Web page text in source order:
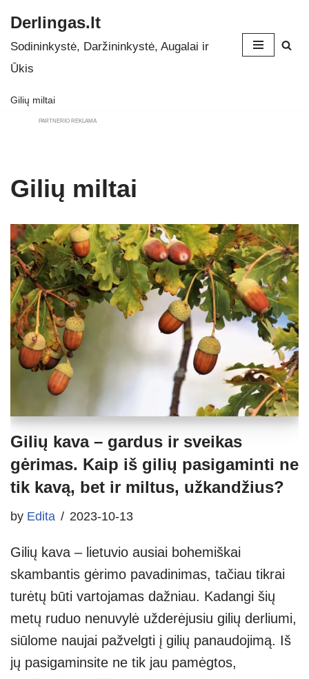
Skip
to
Derlingas.lt
Sodininkystė, Daržininkystė, Augalai ir
Ūkis
Gilių miltai
PARTNERIO REKLAMA
Gilių miltai
Gilių kava – gardus ir sveikas
gėrimas. Kaip iš gilių pasigaminti ne
tik kavą, bet ir miltus, užkandžius?
by Edita 2023-10-13
Gilių kava – lietuvio ausiai bohemiškai
skambantis gėrimo pavadinimas, tačiau tikrai
turėtų būti vartojamas dažniau. Kadangi šių
metų ruduo nenuvylė užderėjusiu gilių derliumi,
siūlome naujai pažvelgti į gilių panaudojimą. Iš
jų pasigaminsite ne tik jau pamėgtos,